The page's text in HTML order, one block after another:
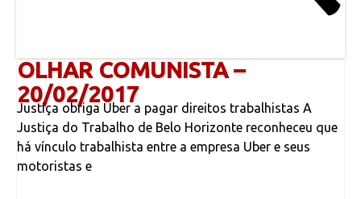
OLHAR COMUNISTA –
20/02/2017
Justiça obriga Uber a pagar direitos trabalhistas A
Justiça do Trabalho de Belo Horizonte reconheceu que
há vínculo trabalhista entre a empresa Uber e seus
motoristas e